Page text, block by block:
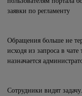
заявки по регламенту
Обращения больше не
исходя из запроса в
назначается
Сотрудники видят задачу.